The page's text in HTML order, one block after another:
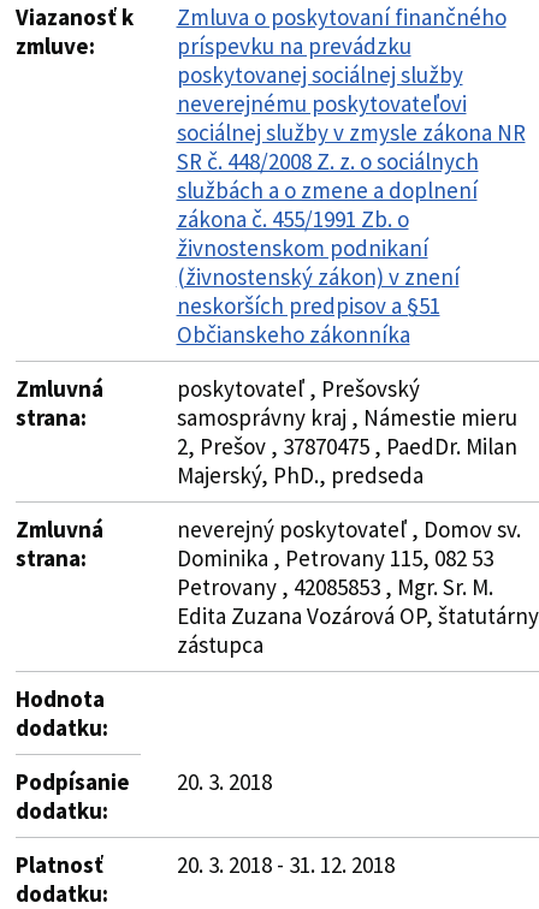
Viazanosť k
zmluve:
Zmluva o poskytovaní finančného
príspevku na prevádzku
poskytovanej sociálnej služby
neverejnému poskytovateľovi
sociálnej služby v zmysle zákona NR
SR č. 448/2008 Z. z. o sociálnych
službách a o zmene a doplnení
zákona č. 455/1991 Zb. o
živnostenskom podnikaní
(živnostenský zákon) v znení
neskorších predpisov a §51
Občianskeho zákonníka
Zmluvná
strana:
poskytovateľ , Prešovský
samosprávny kraj , Námestie mieru
2, Prešov , 37870475 , PaedDr. Milan
Majerský, PhD., predseda
Zmluvná
strana:
neverejný poskytovateľ , Domov sv.
Dominika , Petrovany 115, 082 53
Petrovany , 42085853 , Mgr. Sr. M.
Edita Zuzana Vozárová OP, štatutárny
zástupca
Hodnota
dodatku:
Podpísanie
dodatku:
20. 3. 2018
Platnosť
dodatku:
20. 3. 2018 - 31. 12. 2018